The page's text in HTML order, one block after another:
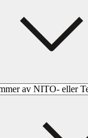
av NITO- eller